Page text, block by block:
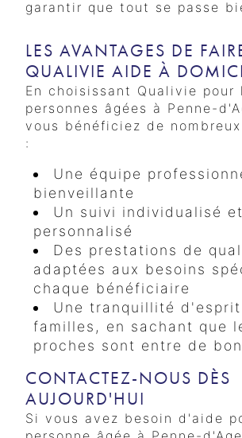
garantir que tout se passe
LES AVANTAGES DE
QUALIVIE AIDE À
En choisissant Qualivie pour
personnes âgées à Penne-
vous bénéficiez de
:
Une équipe
bienveillante
Un suivi individualisé et
personnalisé
Des prestations de
adaptées aux besoins
chaque bénéficiaire
Une tranquillité
familles, en sachant que
proches sont entre de
CONTACTEZ-NOUS DÈS
AUJOURD'HUI
Si vous avez besoin d'aide